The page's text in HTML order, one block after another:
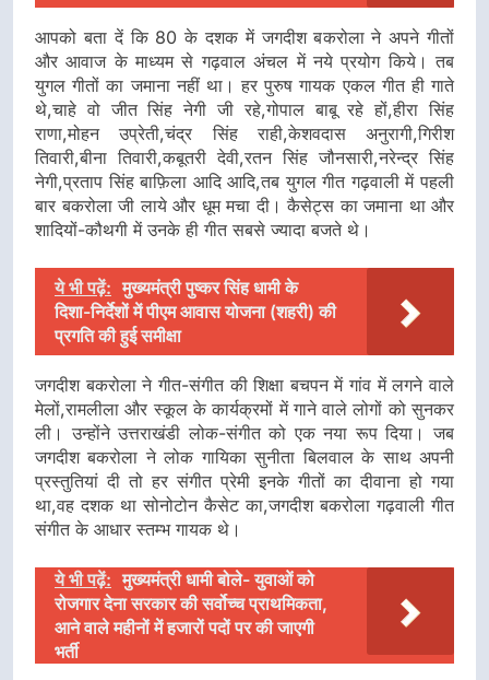
आपको बता दें कि 80 के दशक में जगदीश बकरोला ने अपने गीतों
और आवाज के माध्यम से गढ़वाल अंचल में नये प्रयोग किये। तब
युगल गीतों का जमाना नहीं था। हर पुरुष गायक एकल गीत ही गाते
थे,चाहे वो जीत सिंह नेगी जी रहे,गोपाल बाबू रहे हों,हीरा सिंह
राणा,मोहन उप्रेती,चंद्र सिंह राही,केशवदास अनुरागी,गिरीश
तिवारी,बीना तिवारी,कबूतरी देवी,रतन सिंह जौनसारी,नरेन्द्र सिंह
नेगी,प्रताप सिंह बाफ़िला आदि आदि,तब युगल गीत गढ़वाली में पहली
बार बकरोला जी लाये और धूम मचा दी। कैसेट्स का जमाना था और
शादियों-कौथगी में उनके ही गीत सबसे ज्यादा बजते थे।
ये भी पढ़ें: मुख्यमंत्री पुष्कर सिंह धामी के
दिशा-निर्देशों में पीएम आवास योजना (शहरी) की
प्रगति की हुई समीक्षा
जगदीश बकरोला ने गीत-संगीत की शिक्षा बचपन में गांव में लगने वाले
मेलों,रामलीला और स्कूल के कार्यक्रमों में गाने वाले लोगों को सुनकर
ली। उन्होंने उत्तराखंडी लोक-संगीत को एक नया रूप दिया। जब
जगदीश बकरोला ने लोक गायिका सुनीता बिलवाल के साथ अपनी
प्रस्तुतियां दी तो हर संगीत प्रेमी इनके गीतों का दीवाना हो गया
था,वह दशक था सोनोटोन कैसेट का,जगदीश बकरोला गढ़वाली गीत
संगीत के आधार स्तम्भ गायक थे।
ये भी पढ़ें: मुख्यमंत्री धामी बोले- युवाओं को
रोजगार देना सरकार की सर्वोच्च प्राथमिकता,
आने वाले महीनों में हजारों पदों पर की जाएगी
भर्ती